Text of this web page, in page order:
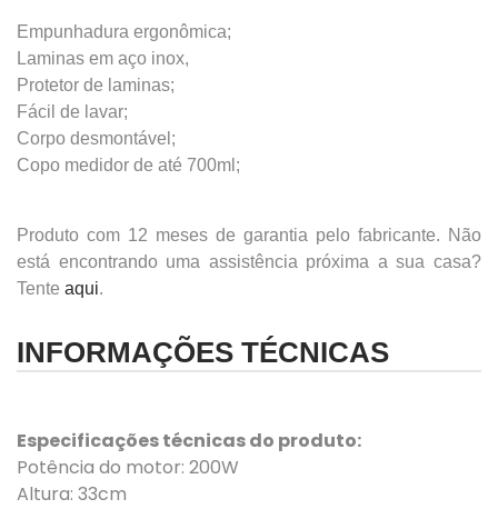
Empunhadura ergonômica;
Laminas em aço inox,
Protetor de laminas;
Fácil de lavar;
Corpo desmontável;
Copo medidor de até 700ml;
Produto com 12 meses de garantia pelo fabricante. Não
está encontrando uma assistência próxima a sua casa?
Tente aqui.
INFORMAÇÕES TÉCNICAS
Especificações técnicas do produto:
Potência do motor: 200W
Altura: 33cm